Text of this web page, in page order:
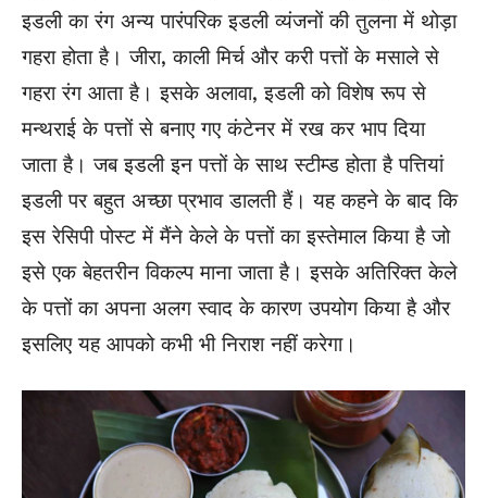
इडली का रंग अन्य पारंपरिक इडली व्यंजनों की तुलना में थोड़ा
गहरा होता है। जीरा, काली मिर्च और करी पत्तों के मसाले से
गहरा रंग आता है। इसके अलावा, इडली को विशेष रूप से
मन्थराई के पत्तों से बनाए गए कंटेनर में रख कर भाप दिया
जाता है। जब इडली इन पत्तों के साथ स्टीम्ड होता है पत्तियां
इडली पर बहुत अच्छा प्रभाव डालती हैं। यह कहने के बाद कि
इस रेसिपी पोस्ट में मैंने केले के पत्तों का इस्तेमाल किया है जो
इसे एक बेहतरीन विकल्प माना जाता है। इसके अतिरिक्त केले
के पत्तों का अपना अलग स्वाद के कारण उपयोग किया है और
इसलिए यह आपको कभी भी निराश नहीं करेगा।